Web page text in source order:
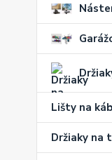
Lišty na
Držiaky na